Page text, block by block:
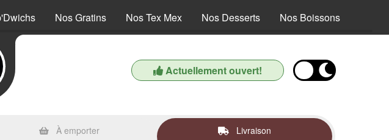
Nos Gratins Nos Tex Mex Nos Desserts Nos Boissons
Actuellement ouvert!
À emporter Livraison